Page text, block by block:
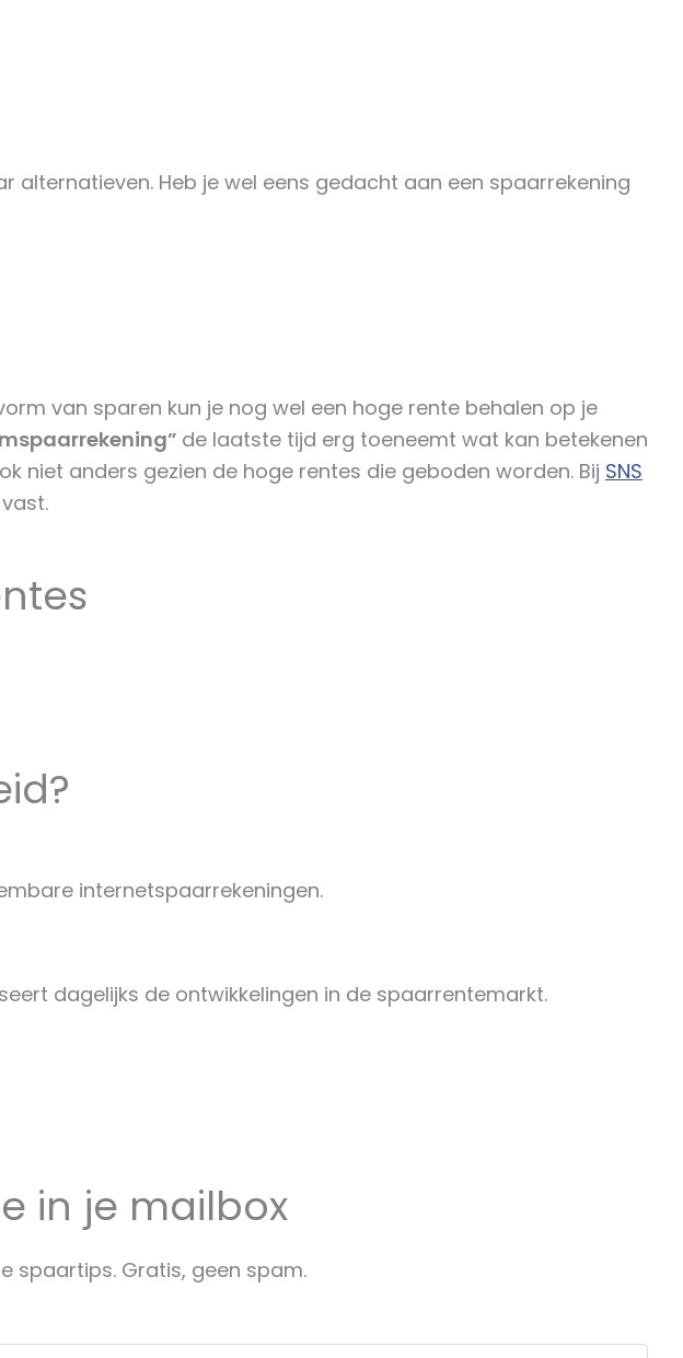
Heb je wel eens gedacht aan een spaarrekening
van sparen kun je nog wel een hoge rente behalen op je
de laatste tijd erg toeneemt wat kan betekenen
niet anders gezien de hoge rentes die geboden worden. Bij SNS
internetspaarrekeningen.
dagelijks de ontwikkelingen in de spaarrentemarkt.
in je mailbox
spaartips. Gratis, geen spam.